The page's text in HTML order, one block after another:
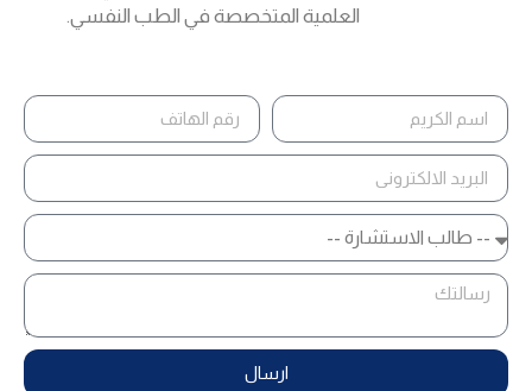
العلمية المتخصصة في الطب النفسي.
ارسال